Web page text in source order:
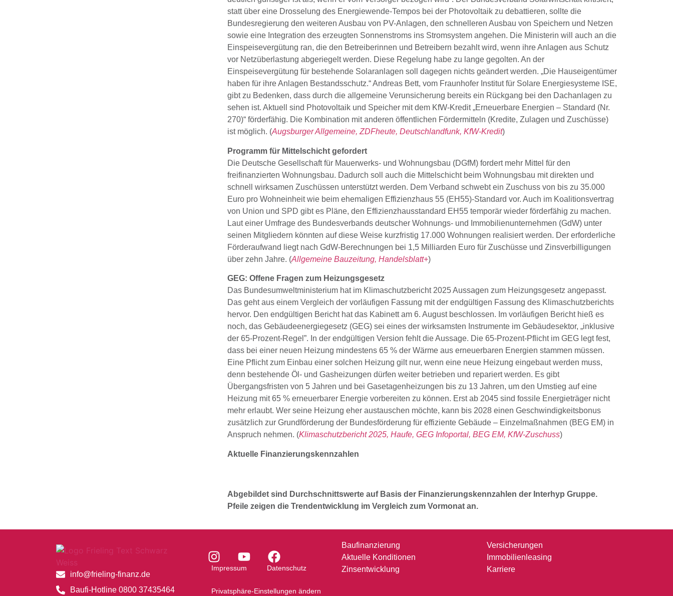
statt über eine Drosselung des Energiewende-Tempos bei der Photovoltaik zu debattieren, sollte die
Bundesregierung den weiteren Ausbau von PV-Anlagen, den schnelleren Ausbau von Speichern und Netzen
sowie eine Integration des erzeugten Sonnenstroms ins Stromsystem angehen. Die Ministerin will auch an die
Einspeisevergütung ran, die den Betreiberinnen und Betreibern bezahlt wird, wenn ihre Anlagen aus Schutz
vor Netzüberlastung abgeriegelt werden. Diese Regelung habe zu lange gegolten. An der
Einspeisevergütung für bestehende Solaranlagen soll dagegen nichts geändert werden. „Die Hauseigentümer
haben für ihre Anlagen Bestandsschutz.“ Andreas Bett, vom Fraunhofer Institut für Solare Energiesysteme ISE,
gibt zu Bedenken, dass durch die allgemeine Verunsicherung bereits ein Rückgang bei den Dachanlagen zu
sehen ist. Aktuell sind Photovoltaik und Speicher mit dem KfW-Kredit „Erneuerbare Energien – Standard (Nr.
270)“ förderfähig. Die Kombination mit anderen öffentlichen Förder­mitteln (Kredite, Zulagen und Zuschüsse)
ist möglich. (Augsburger Allgemeine, ZDFheute, Deutschlandfunk, KfW-Kredit)
Programm für Mittelschicht gefordert
Die Deutsche Gesellschaft für Mauerwerks- und Wohnungsbau (DGfM) fordert mehr Mittel für den
freifinanzierten Wohnungsbau. Dadurch soll auch die Mittelschicht beim Wohnungsbau mit direkten und
schnell wirksamen Zuschüssen unterstützt werden. Dem Verband schwebt ein Zuschuss von bis zu 35.000
Euro pro Wohneinheit wie beim ehemaligen Effizienzhaus 55 (EH55)-Standard vor. Auch im Koalitionsvertrag
von Union und SPD gibt es Pläne, den Effizienzhausstandard EH55 temporär wieder förderfähig zu machen.
Laut einer Umfrage des Bundesverbands deutscher Wohnungs- und Immobilienunternehmen (GdW) unter
seinen Mitgliedern könnten auf diese Weise kurzfristig 17.000 Wohnungen realisiert werden. Der erforderliche
Förderaufwand liegt nach GdW-Berechnungen bei 1,5 Milliarden Euro für Zuschüsse und Zinsverbilligungen
über zehn Jahre. (Allgemeine Bauzeitung, Handelsblatt+)
GEG: Offene Fragen zum Heizungsgesetz
Das Bundesumweltministerium hat im Klimaschutzbericht 2025 Aussagen zum Heizungsgesetz angepasst.
Das geht aus einem Vergleich der vorläufigen Fassung mit der endgültigen Fassung des Klimaschutzberichts
hervor. Den endgültigen Bericht hat das Kabinett am 6. August beschlossen. Im vorläufigen Bericht hieß es
noch, das Gebäudeenergiegesetz (GEG) sei eines der wirksamsten Instrumente im Gebäudesektor, „inklusive
der 65-Prozent-Regel”. In der endgültigen Version fehlt die Aussage. Die 65-Prozent-Pflicht im GEG legt fest,
dass bei einer neuen Heizung mindestens 65 % der Wärme aus erneuerbaren Energien stammen müssen.
Eine Pflicht zum Einbau einer solchen Heizung gilt nur, wenn eine neue Heizung eingebaut werden muss,
denn bestehende Öl- und Gasheizungen dürfen weiter betrieben und repariert werden. Es gibt
Übergangsfristen von 5 Jahren und bei Gasetagenheizungen bis zu 13 Jahren, um den Umstieg auf eine
Heizung mit 65 % erneuerbarer Energie vorbereiten zu können. Erst ab 2045 sind fossile Energieträger nicht
mehr erlaubt. Wer seine Heizung eher austauschen möchte, kann bis 2028 einen Geschwindigkeitsbonus
zusätzlich zur Grundförderung der Bundesförderung für effiziente Gebäude – Einzelmaßnahmen (BEG EM) in
Anspruch nehmen. (Klimaschutzbericht 2025, Haufe, GEG Infoportal, BEG EM, KfW-Zuschuss)
Aktuelle Finanzierungskennzahlen
Abgebildet sind Durchschnittswerte auf Basis der Finanzierungskennzahlen der Interhyp Gruppe.
Pfeile zeigen die Trendentwicklung im Vergleich zum Vormonat an.
info@frieling-finanz.de
Baufi-Hotline 0800 37435464
Impressum Datenschutz
Privatsphäre-Einstellungen ändern
Baufinanzierung
Aktuelle Konditionen
Zinsentwicklung
Versicherungen
Immobilienleasing
Karriere